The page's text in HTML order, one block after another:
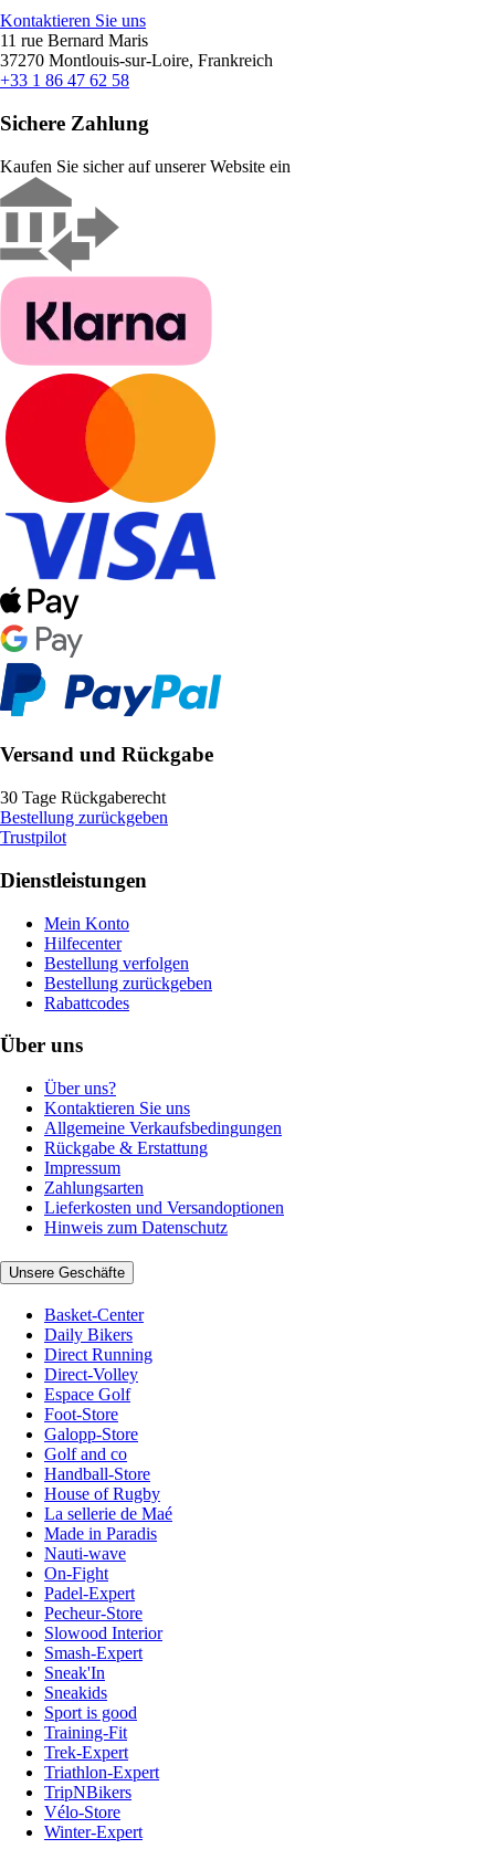
Kontaktieren Sie uns
11 rue Bernard Maris
37270 Montlouis-sur-Loire, Frankreich
+33 1 86 47 62 58
Sichere Zahlung
Kaufen Sie sicher auf unserer Website ein
Versand und Rückgabe
30 Tage Rückgaberecht
Bestellung zurückgeben
Trustpilot
Dienstleistungen
Mein Konto
Hilfecenter
Bestellung verfolgen
Bestellung zurückgeben
Rabattcodes
Über uns
Über uns?
Kontaktieren Sie uns
Allgemeine Verkaufsbedingungen
Rückgabe & Erstattung
Impressum
Zahlungsarten
Lieferkosten und Versandoptionen
Hinweis zum Datenschutz
Unsere Geschäfte
Basket-Center
Daily Bikers
Direct Running
Direct-Volley
Espace Golf
Foot-Store
Galopp-Store
Golf and co
Handball-Store
House of Rugby
La sellerie de Maé
Made in Paradis
Nauti-wave
On-Fight
Padel-Expert
Pecheur-Store
Slowood Interior
Smash-Expert
Sneak'In
Sneakids
Sport is good
Training-Fit
Trek-Expert
Triathlon-Expert
TripNBikers
Vélo-Store
Winter-Expert